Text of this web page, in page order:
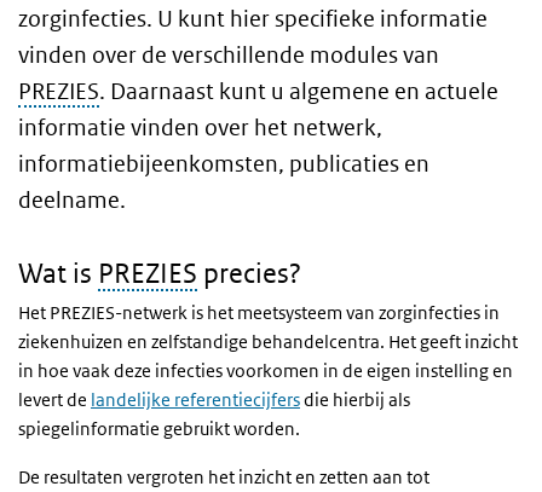
zorginfecties. U kunt hier specifieke informatie
vinden over de verschillende modules van
PREZIES. Daarnaast kunt u algemene en actuele
informatie vinden over het netwerk,
informatiebijeenkomsten, publicaties en
deelname.
Wat is PREZIES precies?
Het PREZIES-netwerk is het meetsysteem van zorginfecties in
ziekenhuizen en zelfstandige behandelcentra. Het geeft inzicht
in hoe vaak deze infecties voorkomen in de eigen instelling en
levert de landelijke referentiecijfersdie hierbij als
spiegelinformatie gebruikt worden.
De resultaten vergroten het inzicht en zetten aan tot